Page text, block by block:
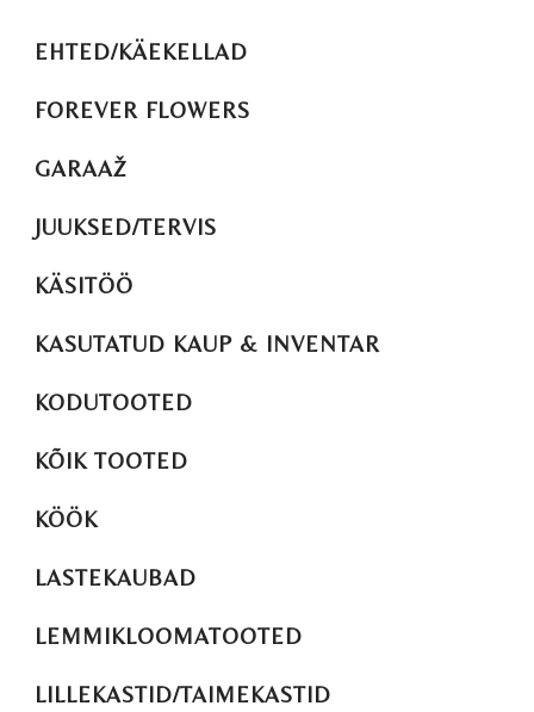
EHTED/KÄEKELLAD
FOREVER FLOWERS
GARAAŽ
JUUKSED/TERVIS
KÄSITÖÖ
KASUTATUD KAUP & INVENTAR
KODUTOOTED
KÕIK TOOTED
KÖÖK
LASTEKAUBAD
LEMMIKLOOMATOOTED
LILLEKASTID/TAIMEKASTID